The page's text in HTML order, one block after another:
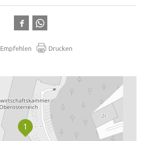
Empfehlen Drucken